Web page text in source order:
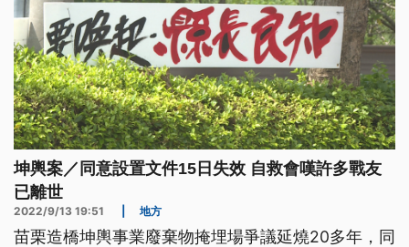
坤輿案／同意設置文件15日失效 自救會嘆許多戰友
已離世
2022/9/13 19:51 地方
苗栗造橋坤輿事業廢棄物掩埋場爭議延燒20多年，同